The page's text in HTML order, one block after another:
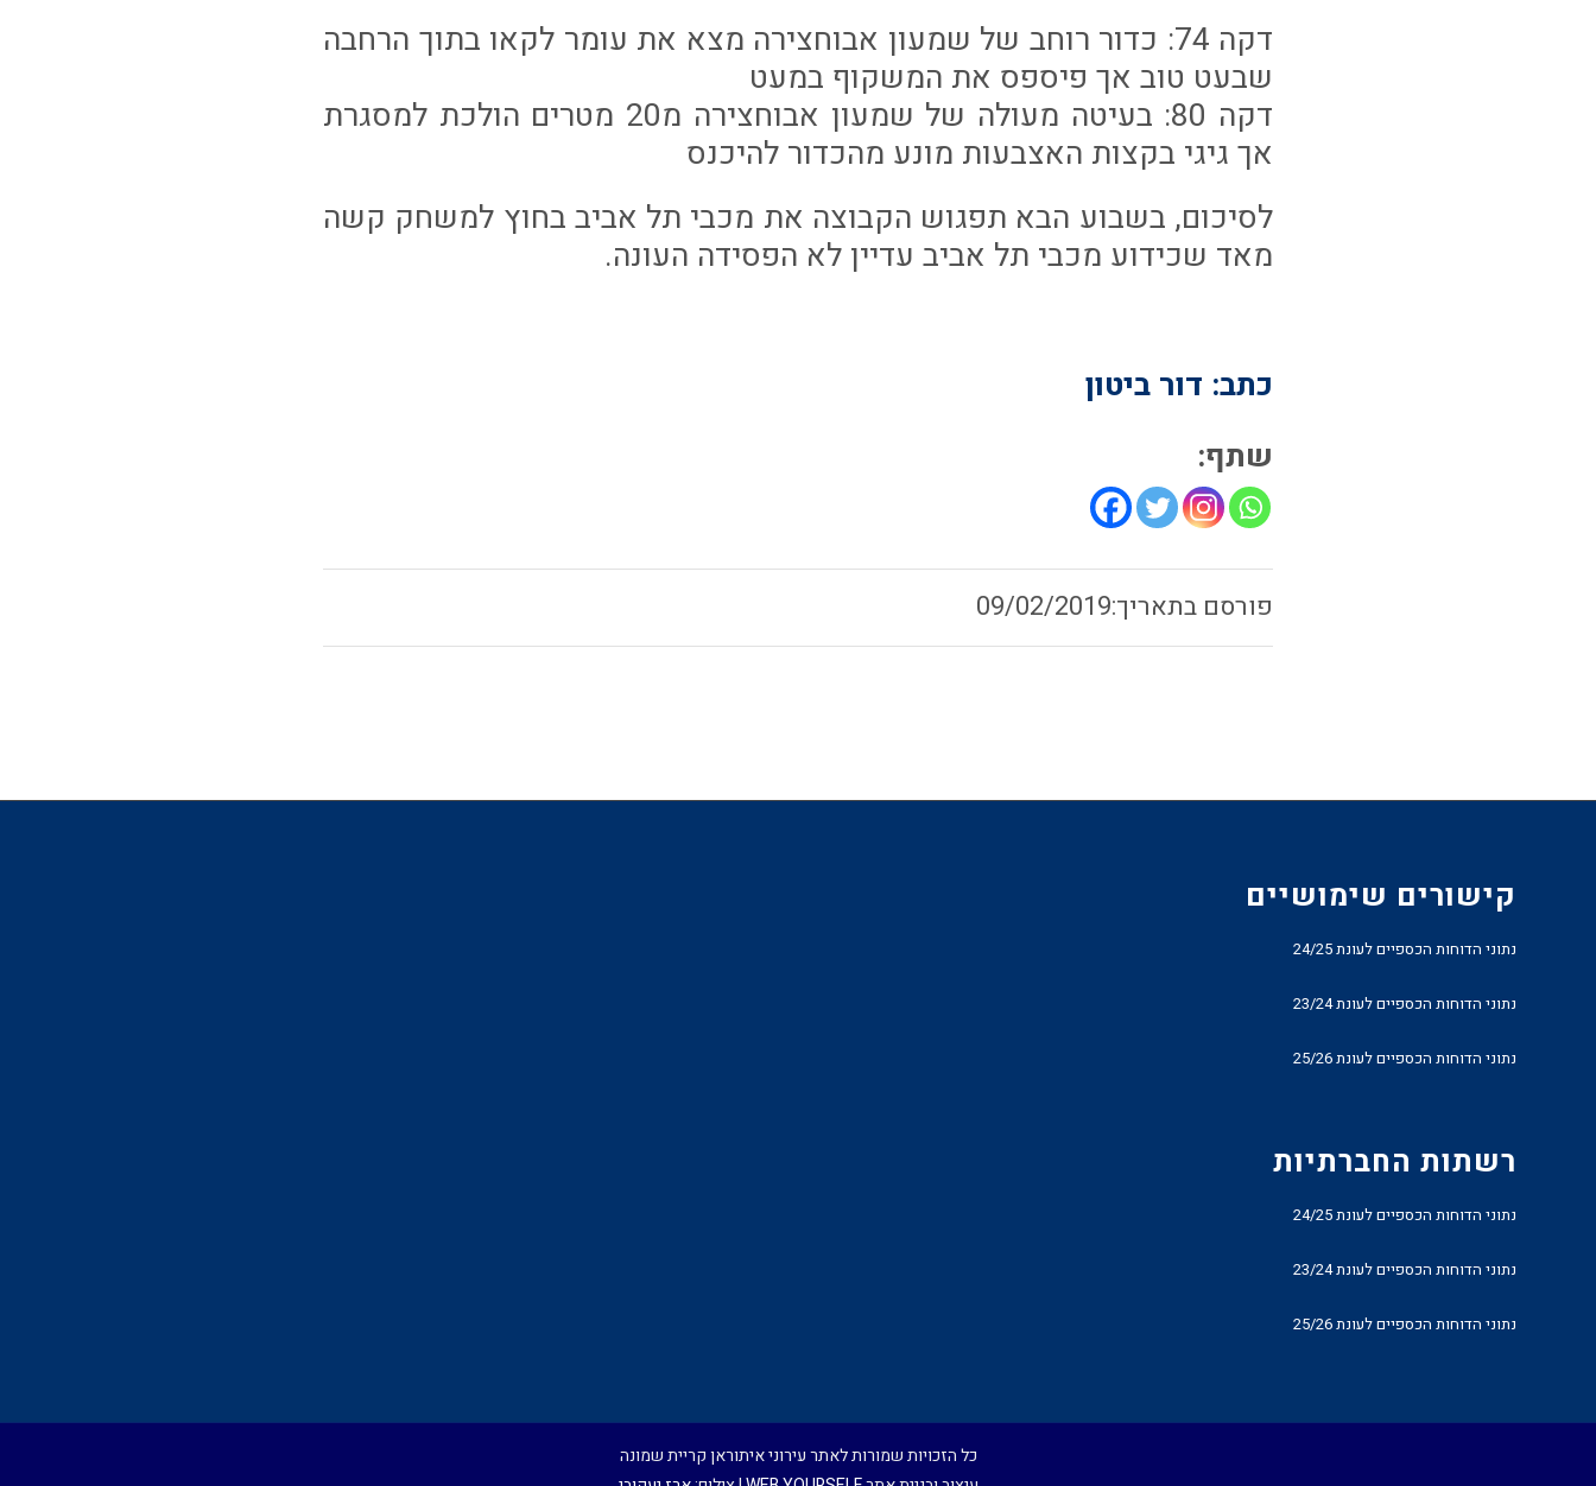
דקה 74: כדור רוחב של שמעון אבוחצירה מצא את עומר לקאו בתוך הרחבה
שבעט טוב אך פיספס את המשקוף במעט
דקה 80: בעיטה מעולה של שמעון אבוחצירה מ20 מטרים הולכת למסגרת
אך גיגי בקצות האצבעות מונע מהכדור להיכנס
לסיכום, בשבוע הבא תפגוש הקבוצה את מכבי תל אביב בחוץ למשחק קשה
מאד שכידוע מכבי תל אביב עדיין לא הפסידה העונה.
כתב: דור ביטון
שתף:
09/02/2019
קישורים שימושיים
נתוני הדוחות הכספיים לעונת 24/25
נתוני הדוחות הכספיים לעונת 23/24
נתוני הדוחות הכספיים לעונת 25/26
רשתות החברתיות
נתוני הדוחות הכספיים לעונת 24/25
נתוני הדוחות הכספיים לעונת 23/24
נתוני הדוחות הכספיים לעונת 25/26
כל הזכויות שמורות לאתר עירוני איתוראן קריית שמונה